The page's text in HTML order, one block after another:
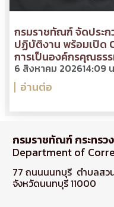
กรมราชทัณฑ์ จัดประก
ปฏิบัติงาน พร้อมเปิด
การเป็นองค์กรคุณธ
6 สิงหาคม 202614:09
อ่านต่อ
กรมราชทัณฑ์ กระทรว
Department of
77 ถนนนนทบุรี ตำบลสว
จังหวัดนนทบุรี 11000